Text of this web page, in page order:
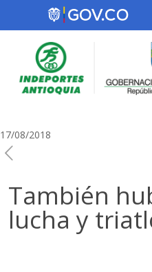
17/08/2018
También
lucha y